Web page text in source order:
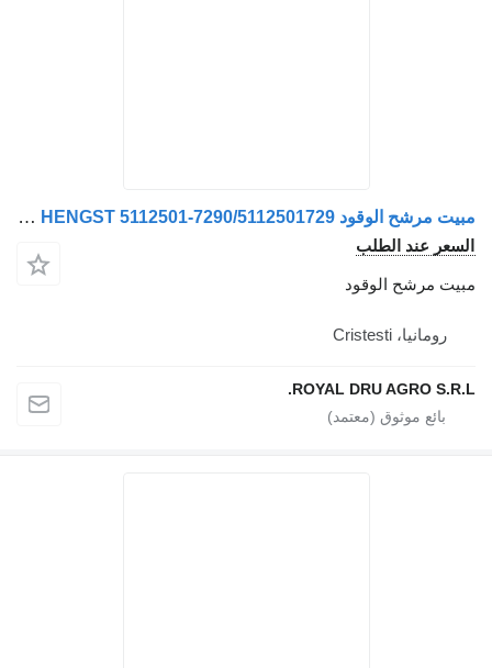
مبيت مرشح الوقود Carcasă Filtru de Combustibil MAN HENGST 5112501-7290/5112501729 لـ الشاحنات
عند الطلب
مرشح الوقود
رومانيا، Cristesti
ROYAL DRU AGRO